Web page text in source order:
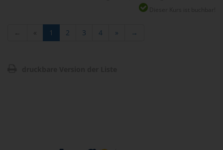
← « 1 2 3 4 » →